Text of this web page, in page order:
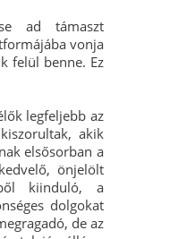
ad támaszt
vonja
felül benne. Ez
legfeljebb az
akik
elsősorban a
önjelölt
kiinduló, a
dolgokat
de az